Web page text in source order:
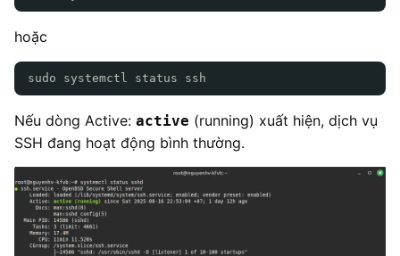
hoặc
sudo systemctl status ssh
Nếu dòng Active: active (running) xuất hiện, dịch vụ
SSH đang hoạt động bình thường.